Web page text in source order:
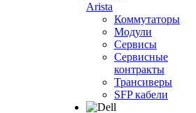
Arista
Коммутаторы
Модули
Сервисы
Сервисные
контракты
Трансиверы
SFP кабели